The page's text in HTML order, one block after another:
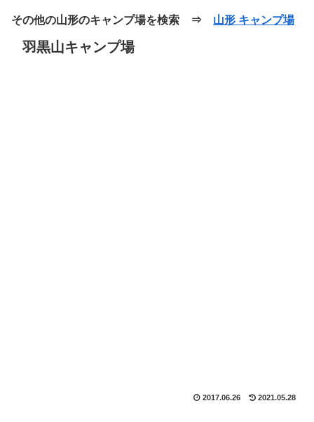
その他の山形のキャンプ場を検索 ⇒ 山形 キャンプ場
羽黒山キャンプ場
2017.06.26 2021.05.28